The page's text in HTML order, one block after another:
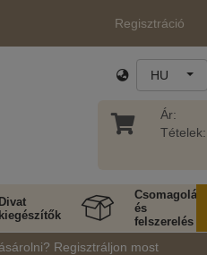
Regisztráció
HU
Ár:
Tételek:
Divat
kiegészítők
Csomagolás
és
felszerelés
Regisztráljon most